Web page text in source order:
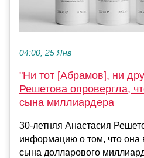
04:00, 25 Янв
"Ни тот [Абрамов], ни
Решетова опровергла,
сына миллиардера
30-летняя Анастасия
информацию о том, что она
сына долларового